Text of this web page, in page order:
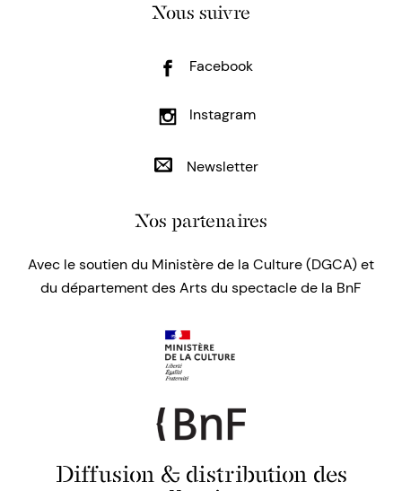
Nous suivre
Facebook
Instagram
Newsletter
Nos partenaires
Avec le soutien du Ministère de la Culture (DGCA) et
du département des Arts du spectacle de la BnF
Diffusion & distribution des